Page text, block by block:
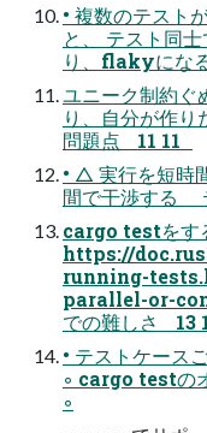
• 複数のテスト
と、 テスト同
り、flakyにな
ユニーク制約ぐ
り、自分が作り
問題点 11 11
• △ 実行を短時
間で干渉する
cargo testをす
https://
running-
parallel-or-
での難しさ 13
• テストケース
◦ cargo testの
◦